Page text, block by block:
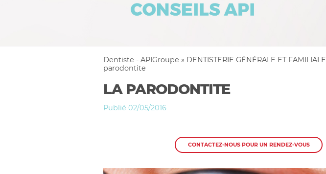
Dentiste - APIGroupe » DENTISTERIE GÉNÉRALE ET FAMILIALE
parodontite
LA PARODONTITE
Publié 02/05/2016
CONTACTEZ-NOUS POUR UN RENDEZ-VOUS